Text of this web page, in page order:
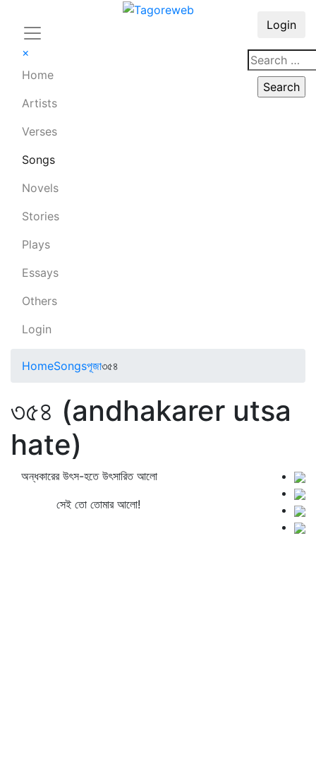
×
Home
Artists
Verses
Songs
Novels
Stories
Plays
Essays
Others
Login
Login
HomeSongsপূজা৩৫৪
৩৫৪ (andhakarer utsa
hate)
অন্ধকারের উৎস-হতে উৎসারিত আলো
সেই তো তোমার আলো!